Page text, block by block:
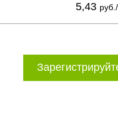
5,43